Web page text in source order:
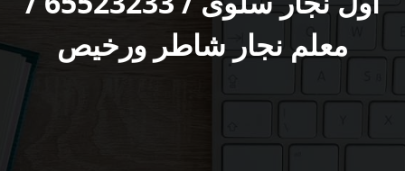
معلم نجار شاطر ورخيص